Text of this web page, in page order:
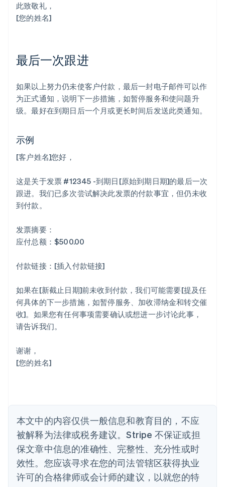
此致敬礼，
[您的姓名]
最后一次跟进
如果以上努力仍未使客户付款，最后一封电子邮件可以作
为正式通知，说明下一步措施，如暂停服务和使问题升
级。最好在到期日后一个月或更长时间后发送此类通知。
示例
[客户姓名]您好，
这是关于发票 #12345 -到期日[原始到期日期]的最后一次
跟进。我们已多次尝试解决此发票的付款事宜，但仍未收
到付款。
发票摘要：
应付总额：$500.00
付款链接：[插入付款链接]
如果在[新截止日期]前未收到付款，我们可能需要[提及任
何具体的下一步措施，如暂停服务、加收滞纳金和转交催
收]。如果您有任何事项需要确认或想进一步讨论此事，
请告诉我们。
谢谢，
[您的姓名]
本文中的内容仅供一般信息和教育目的，不应
被解释为法律或税务建议。Stripe 不保证或担
保文章中信息的准确性、完整性、充分性或时
效性。您应该寻求在您的司法管辖区获得执业
许可的合格律师或会计师的建议，以就您的特
阿联酋
English
爱尔兰
爱沙尼亚
奥地利
DeutschEnglish
澳大利亚
English
巴西
English
比利时
丹麦
English
德国
DeutschEnglish
法国
芬兰
English Svenska